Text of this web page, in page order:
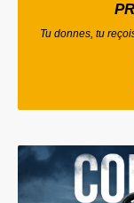
Tu donnes, tu